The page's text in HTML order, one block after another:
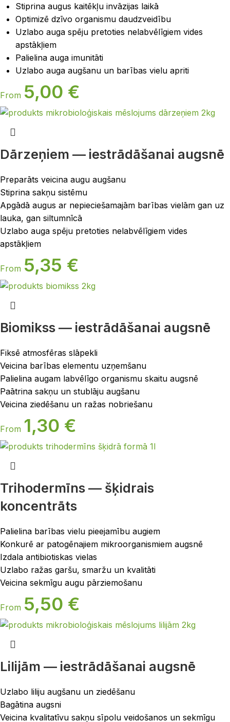
Stiprina augus kaitēkļu invāzijas laikā
Optimizē dzīvo organismu daudzveidību
Uzlabo auga spēju pretoties nelabvēlīgiem vides
apstākļiem
Palielina auga imunitāti
Uzlabo auga augšanu un barības vielu apriti
From 5,00 €
Dārzeņiem — iestrādāšanai augsnē
Preparāts veicina augu augšanu
Stiprina sakņu sistēmu
Apgādā augus ar nepieciešamajām barības vielām gan uz
lauka, gan siltumnīcā
Uzlabo auga spēju pretoties nelabvēlīgiem vides
apstākļiem
From 5,35 €
Biomikss — iestrādāšanai augsnē
Fiksē atmosfēras slāpekli
Veicina barības elementu uzņemšanu
Palielina augam labvēlīgo organismu skaitu augsnē
Paātrina sakņu un stublāju augšanu
Veicina ziedēšanu un ražas nobriešanu
From 1,30 €
Trihodermīns — šķidrais
koncentrāts
Palielina barības vielu pieejamību augiem
Konkurē ar patogēnajiem mikroorganismiem augsnē
Izdala antibiotiskas vielas
Uzlabo ražas garšu, smaržu un kvalitāti
Veicina sekmīgu augu pārziemošanu
From 5,50 €
Lilijām — iestrādāšanai augsnē
Uzlabo liliju augšanu un ziedēšanu
Bagātina augsni
Veicina kvalitatīvu sakņu sīpolu veidošanos un sekmīgu